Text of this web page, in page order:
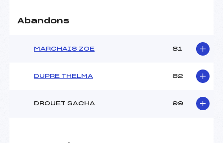
Abandons
MARCHAIS ZOE 81
DUPRE THELMA 82
DROUET SACHA 99